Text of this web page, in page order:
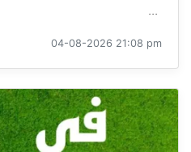
...
04-08-2026 21:08 pm